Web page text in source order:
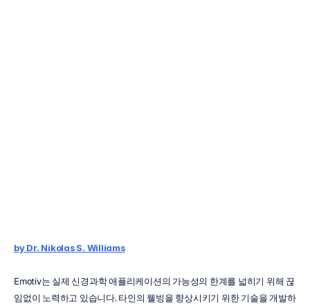
by Dr. Nikolas S. Williams
Emotiv는 실제 신경과학 애플리케이션의 가능성의 한계를 넓히기 위해 끊
임없이 노력하고 있습니다. 타인의 웰빙을 향상시키기 위한 기술을 개발하